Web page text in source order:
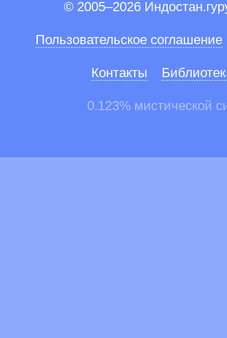
© 2005–2026
Пользовательское соглашение
Контакты
0.123% мистической